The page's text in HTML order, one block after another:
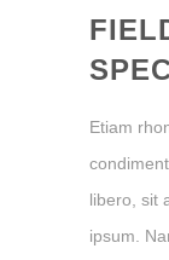
Etiam
libero, sit
ipsum.